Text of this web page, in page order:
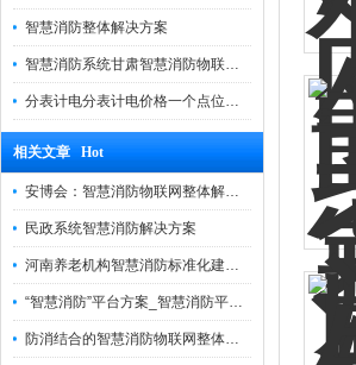
智慧消防整体解决方案
智慧消防系统甘肃智慧消防物联网系统云平台
分表计电分表计电价格一个点位多少钱
相关文章 Hot
安博会：智慧消防物联网整体解决方案，构建智慧安全新格局
民政系统智慧消防解决方案
河南养老机构智慧消防标准化建设方案
“智慧消防”平台方案_智慧消防平台解决方案
防消结合的智慧消防物联网整体解决方案